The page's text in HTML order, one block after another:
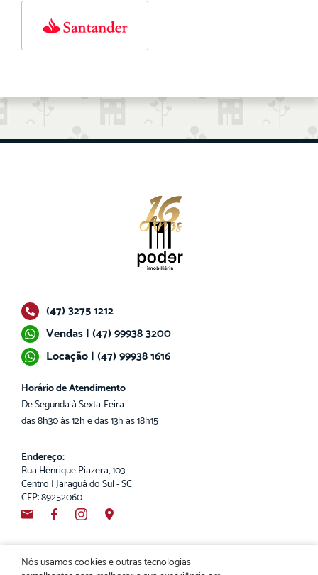
Nós usamos cookies e outras tecnologias
(47) 3275 1212
Vendas | (47) 99938 3200
Locação | (47) 99938 1616
Horário de Atendimento
De Segunda à Sexta-Feira
das 8h30 às 12h e das 13h às 18h15
Endereço:
Rua Henrique Piazera, 103
Centro | Jaraguá do Sul - SC
CEP: 89252060